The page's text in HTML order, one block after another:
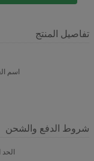
تفاصيل المنتج
اسم
شروط الدفع والشحن
الحد